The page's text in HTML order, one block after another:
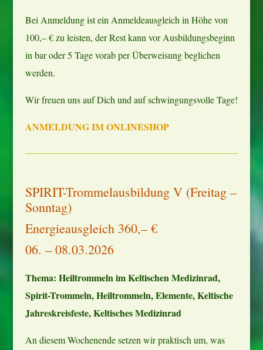
Bei Anmeldung ist ein Anmeldeausgleich in Höhe von
100,– € zu leisten, der Rest kann vor Ausbildungsbeginn
in bar oder 5 Tage vorab per Überweisung beglichen
werden.
Wir freuen uns auf Dich und auf schwingungsvolle Tage!
ANMELDUNG IM ONLINESHOP
SPIRIT-Trommelausbildung V (Freitag –
Sonntag)
Energieausgleich 360,– €
06. – 08.03.2026
Thema: Heiltrommeln im Keltischen Medizinrad,
Spirit-Trommeln, Heiltrommeln, Elemente, Keltische
Jahreskreisfeste, Keltisches Medizinrad
An diesem Wochenende setzen wir praktisch um, was